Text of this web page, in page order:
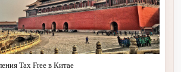
Tax Free в Китае